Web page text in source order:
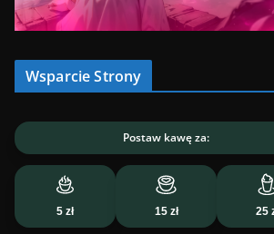
Wsparcie Strony
Postaw kawę za:
5 zł 15 zł 25